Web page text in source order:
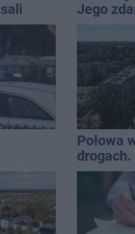
Jego
[akt.]
Połowa